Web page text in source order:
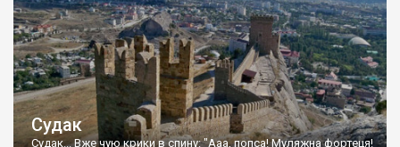
Судак
Судак... Вже чую крики в спину: "Ааа, попса! Муляжна фортеця!